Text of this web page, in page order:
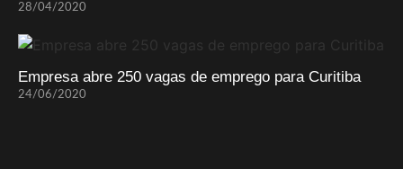
28/04/2020
Empresa abre 250 vagas de emprego para Curitiba
24/06/2020